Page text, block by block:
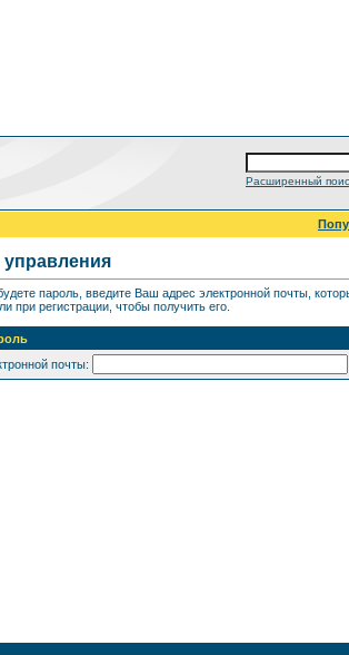
Расширенный
управления
пароль, введите Ваш адрес электронной почты,
при регистрации, чтобы получить его.
почты: